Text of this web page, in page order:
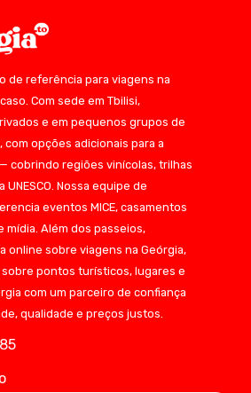
de referência para viagens na
Com sede em Tbilisi,
e em pequenos grupos de
com opções adicionais para a
cobrindo regiões vinícolas, trilhas
Nossa equipe de
eventos MICE, casamentos
Além dos passeios,
online sobre viagens na Geórgia,
pontos turísticos, lugares e
com um parceiro de confiança
qualidade e preços justos.